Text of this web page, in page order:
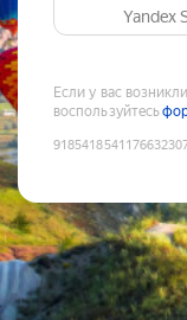
Yandex
Если у вас
воспользуйтесь